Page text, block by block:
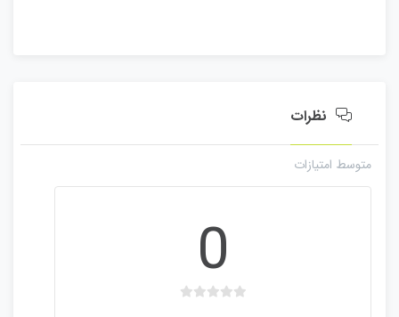
نظرات
متوسط امتیازات
0